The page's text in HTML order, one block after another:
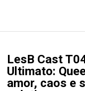
LesB Cast
Ultimato:
amor, caos e
-